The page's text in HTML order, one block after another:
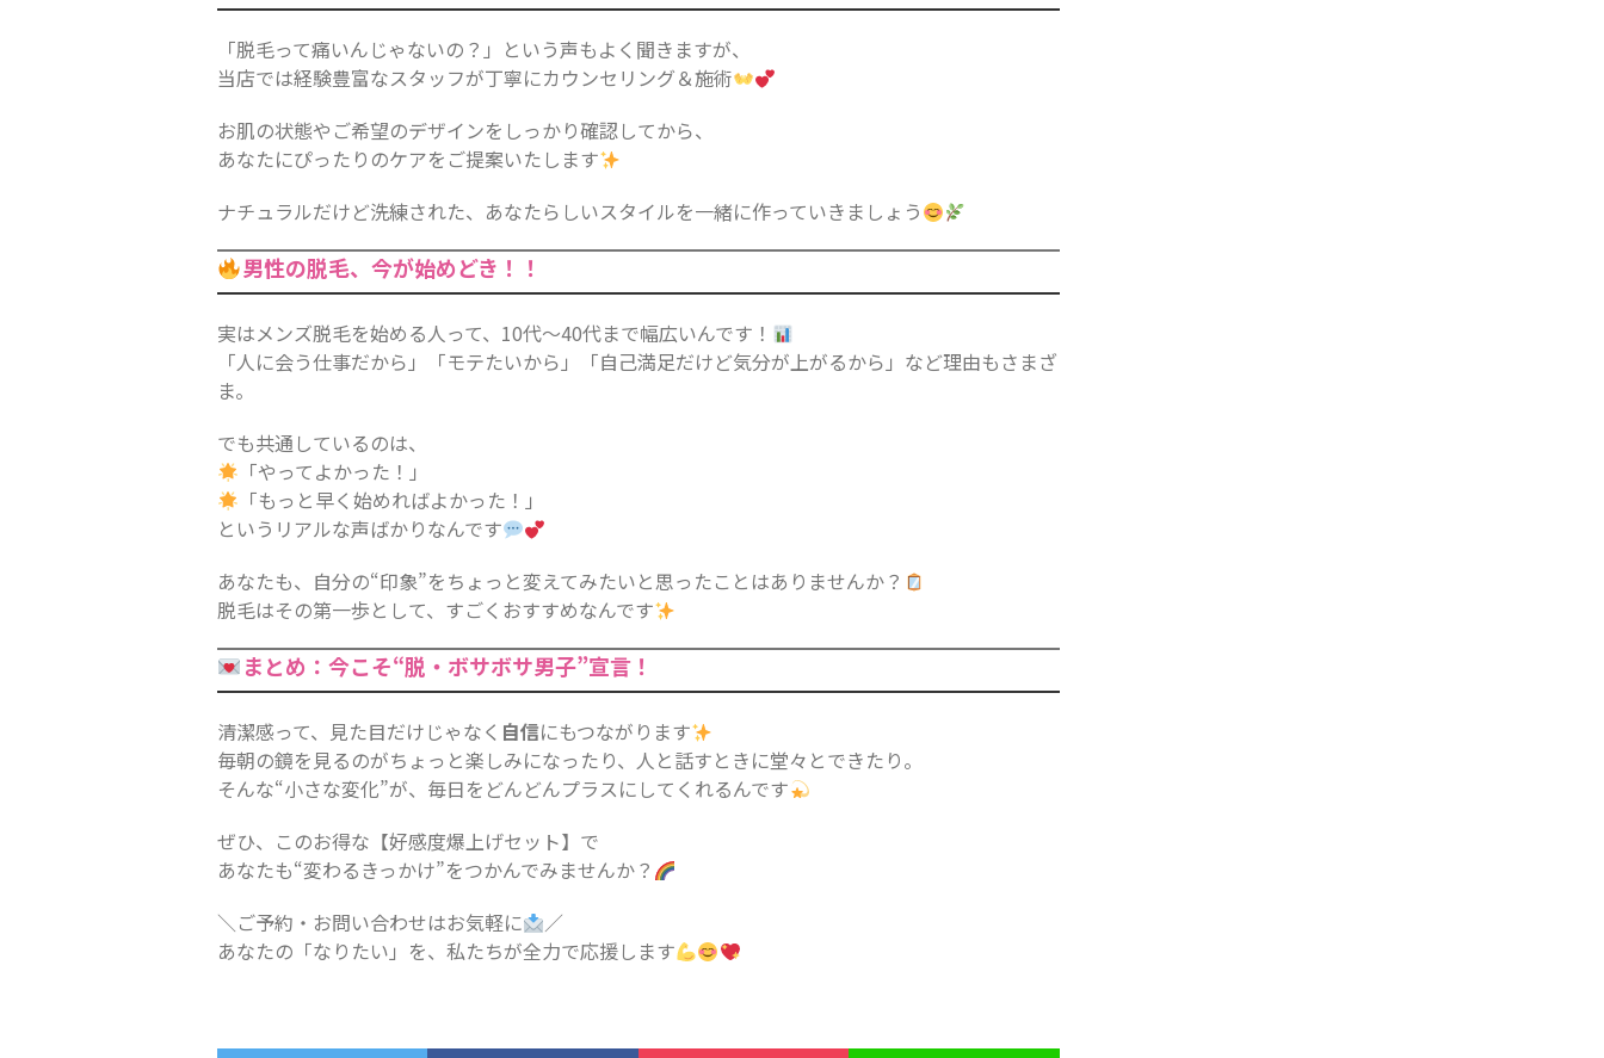
「脱毛って痛いんじゃないの？」という声もよく聞きますが、
当店では経験豊富なスタッフが丁寧にカウンセリング＆施術
お肌の状態やご希望のデザインをしっかり確認してから、
あなたにぴったりのケアをご提案いたします
ナチュラルだけど洗練された、あなたらしいスタイルを一緒に作っていきましょう
男性の脱毛、今が始めどき！！
実はメンズ脱毛を始める人って、10代〜40代まで幅広いんです！
「人に会う仕事だから」「モテたいから」「自己満足だけど気分が上がるから」など理由もさまざ
ま。
でも共通しているのは、
「やってよかった！」
「もっと早く始めればよかった！」
というリアルな声ばかりなんです
あなたも、自分の“印象”をちょっと変えてみたいと思ったことはありませんか？
脱毛はその第一歩として、すごくおすすめなんです
まとめ：今こそ“脱・ボサボサ男子”宣言！
清潔感って、見た目だけじゃなく 自信にもつながります
毎朝の鏡を見るのがちょっと楽しみになったり、人と話すときに堂々とできたり。
そんな“小さな変化”が、毎日をどんどんプラスにしてくれるんです
ぜひ、このお得な【好感度爆上げセット】で
あなたも“変わるきっかけ”をつかんでみませんか？
＼ご予約・お問い合わせはお気軽に
／
あなたの「なりたい」を、私たちが全力で応援します